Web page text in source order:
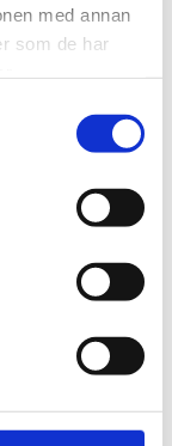
med annan
som de har